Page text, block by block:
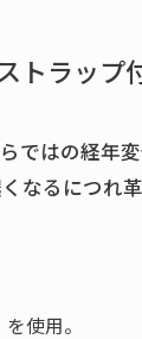
トラップ
ではの経年
なるにつれ
使用。